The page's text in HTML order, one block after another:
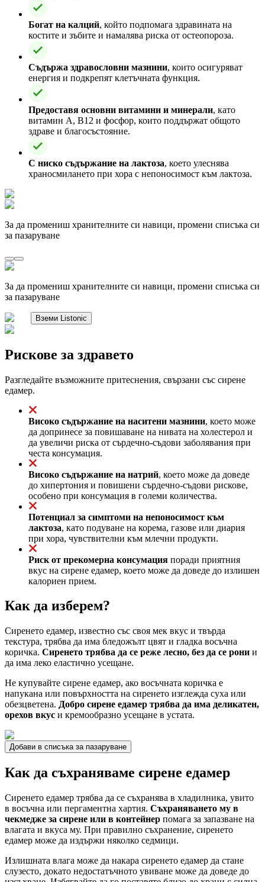
Богат на калций, който подпомага здравината на
костите и зъбите и намалява риска от остеопороза.
Съдържа здравословни мазнини, които осигуряват
енергия и подкрепят клетъчната функция.
Предоставя основни витамини и минерали, като
витамин А, В12 и фосфор, които поддържат общото
здраве и благосъстояние.
С ниско съдържание на лактоза, което улеснява
храносмилането при хора с непоносимост към лактоза.
За да промениш хранителните си навици, промени списъка си
за пазаруване
За да промениш хранителните си навици, промени списъка си
за пазаруване
Вземи Listonic
Рискове за здравето
Разгледайте възможните притеснения, свързани със сирене
едамер.
Високо съдържание на наситени мазнини, което може
да допринесе за повишаване на нивата на холестерол и
да увеличи риска от сърдечно-съдови заболявания при
честа консумация.
Високо съдържание на натрий, което може да доведе
до хипертония и повишени сърдечно-съдови рискове,
особено при консумация в големи количества.
Потенциал за симптоми на непоносимост към
лактоза, като подуване на корема, газове или диария
при хора, чувствителни към млечни продукти.
Риск от прекомерна консумация поради приятния
вкус на сирене едамер, което може да доведе до излишен
калориен прием.
Как да изберем?
Сиренето едамер, известно със своя мек вкус и твърда
текстура, трябва да има бледожълт цвят и гладка восъчна
коричка. Сиренето трябва да се реже лесно, без да се рони и
да има леко еластично усещане.
Не купувайте сирене едамер, ако восъчната коричка е
напукана или повърхността на сиренето изглежда суха или
обезцветена. Добро сирене едамер трябва да има деликатен,
орехов вкус и кремообразно усещане в устата.
Добави в списъка за пазаруване
Как да съхраняваме сирене едамер
Сиренето едамер трябва да се съхранява в хладилника, увито
в восъчна или пергаментна хартия. Съхраняването му в
чекмедже за сирене или в контейнер помага за запазване на
влагата и вкуса му. При правилно съхранение, сиренето
едамер може да издържи няколко седмици.
Излишната влага може да накара сиренето едамер да стане
слузесто, докато недостатъчното увиване може да доведе до